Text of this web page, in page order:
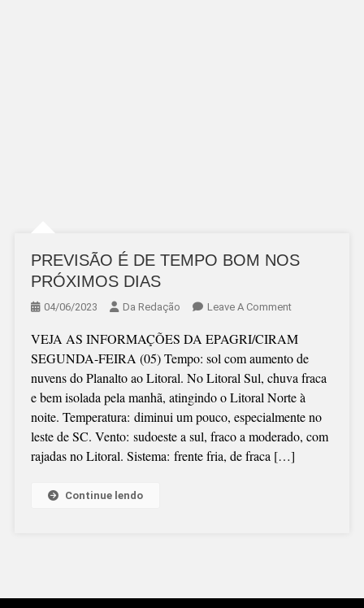
PREVISÃO É DE TEMPO BOM NOS
PRÓXIMOS DIAS
04/06/2023 Da Redação Leave A CommentOn
É
DE
TEMPO
BOM
NOS
PRÓXIMOS
DIAS
VEJA AS INFORMAÇÕES DA EPAGRI/CIRAM
SEGUNDA-FEIRA (05) Tempo: sol com aumento de
nuvens do Planalto ao Litoral. No Litoral Sul, chuva fraca
e bem isolada pela manhã, atingindo o Litoral Norte à
noite. Temperatura: diminui um pouco, especialmente no
leste de SC. Vento: sudoeste a sul, fraco a moderado, com
rajadas no Litoral. Sistema: frente fria, de fraca […]
Continue lendo